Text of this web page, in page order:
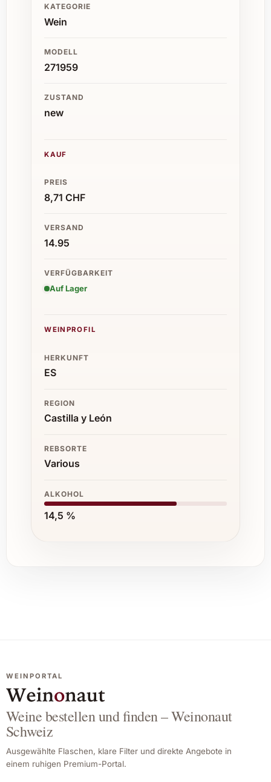
KATEGORIE
Wein
MODELL
271959
ZUSTAND
new
KAUF
PREIS
8,71 CHF
VERSAND
14.95
VERFÜGBARKEIT
Auf Lager
WEINPROFIL
HERKUNFT
ES
REGION
Castilla y León
REBSORTE
Various
ALKOHOL
14,5 %
WEINPORTAL
Weine bestellen und finden – Weinonaut
Schweiz
Ausgewählte Flaschen, klare Filter und direkte Angebote in
einem ruhigen Premium-Portal.